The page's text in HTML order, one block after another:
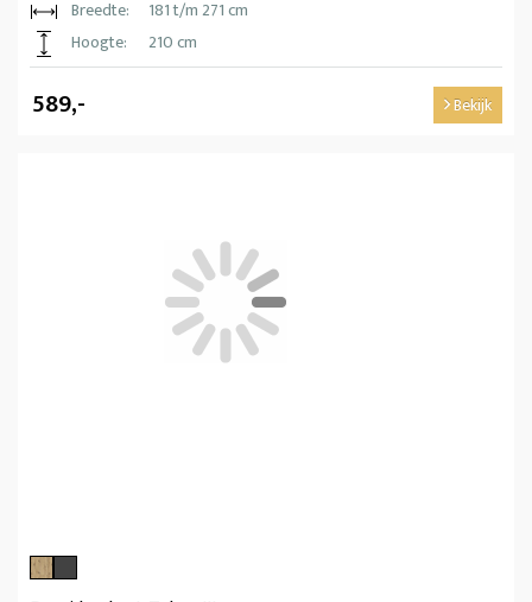
Breedte:
181 t/m 271 cm
Hoogte:
210 cm
589,- Bekijk